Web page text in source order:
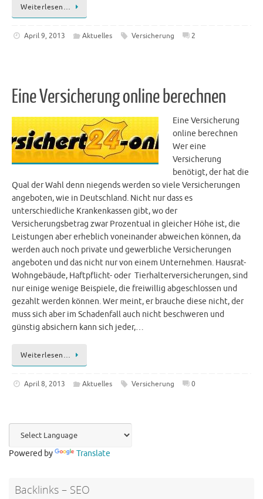
Weiterlesen…
April 9, 2013 Aktuelles Versicherung 2
Eine Versicherung online berechnen
Eine Versicherung
online berechnen
Wer eine
Versicherung
benötigt, der hat die
Qual der Wahl denn niegends werden so viele Versicherungen
angeboten, wie in Deutschland. Nicht nur dass es
unterschiedliche Krankenkassen gibt, wo der
Versicherungsbetrag zwar Prozentual in gleicher Höhe ist, die
Leistungen aber erheblich voneinander abweichen können, da
werden auch noch private und gewerbliche Versicherungen
angeboten und das nicht nur von einem Unternehmen. Hausrat-
Wohngebäude, Haftpflicht- oder Tierhalterversicherungen, sind
nur einige wenige Beispiele, die freiwillig abgeschlossen und
gezahlt werden können. Wer meint, er brauche diese nicht, der
muss sich aber im Schadenfall auch nicht beschweren und
günstig absichern kann sich jeder,…
Weiterlesen…
April 8, 2013 Aktuelles Versicherung 0
Powered by Translate
Backlinks – SEO